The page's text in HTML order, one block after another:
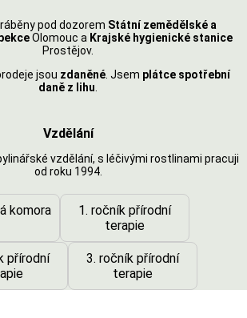
pod dozorem Státní zemědělské a
Olomouc a Krajské hygienické stanice
Prostějov.
jsou zdaněné . Jsem plátce spotřební
daně z lihu
Vzdělání
vzdělání, s léčivými rostlinami pracuji
od roku 1994.
komora
1. ročník přírodní
terapie
přírodní
3. ročník přírodní
terapie